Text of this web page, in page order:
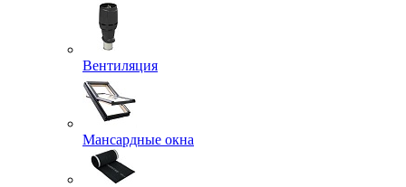
Вентиляция
Мансардные окна